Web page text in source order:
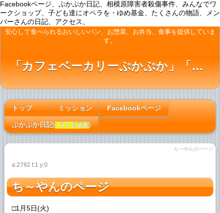
Facebookページ、ぷかぷか日記、相模原障害者殺傷事件、みんなでワ
ークショップ、子ども達にオペラを・ゆめ基金、たくさんの物語、メン
バーさんの日記、アクセス、
安心して食べられるおいしいパン、お惣菜、お弁当、食事を提供していま
す。
「カフェベーカリーぷかぷか」「ぷかぷかカフェ」「おひさまの台所」「アート屋わんど」
トップ
[#c2d2d716]
ミッション Facebookページ
ぷかぷか日記(7月30日更新)
ちーやんのページ
a:2782 t:1 y:0
ち～やんのページ
□1月5日(火)